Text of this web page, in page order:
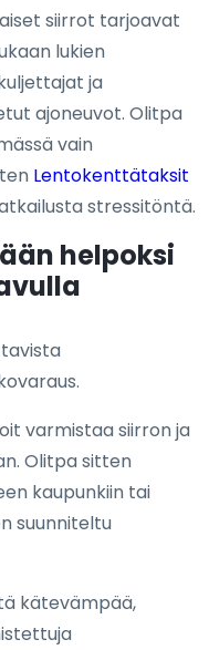
siirrot tarjoavat
lukien
ja
ajoneuvot. Olitpa
vain
Lentokenttätaksit
stressitöntä.
helpoksi
varmistaa siirron ja
Olitpa sitten
kaupunkiin tai
suunniteltu
kätevämpää,